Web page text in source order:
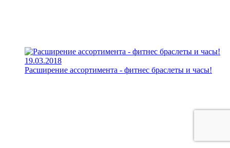
19.03.2018
Расширение ассортимента - фитнес браслеты и часы!